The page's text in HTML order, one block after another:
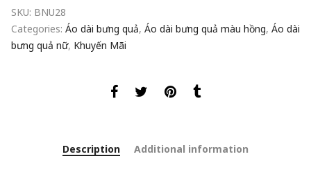
SKU: BNU28
Categories: Áo dài bưng quả, Áo dài bưng quả màu hồng, Áo dài
bưng quả nữ, Khuyến Mãi
Description Additional information